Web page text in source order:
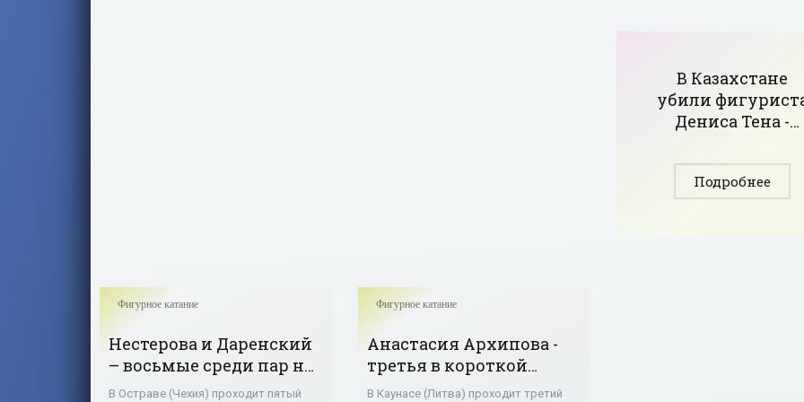
Фигурное катание
Нестерова и Даренский
– восьмые среди пар на
чешском этапе
В Остраве (Чехия) проходит пятый
Фигурное катание
Анастасия Архипова -
третья в короткой
программе на этапе
В Каунасе (Литва) проходит третий
В Казахстане
убили
Дениса Тена -
катание»
Подробнее